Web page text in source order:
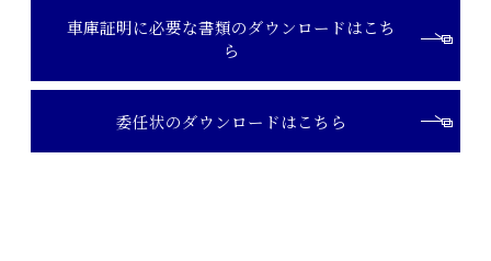
車庫証明に必要な書類のダウンロードはこち
ら
委任状のダウンロードはこちら